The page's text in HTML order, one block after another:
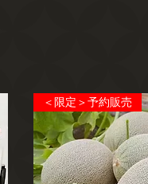
＜限定＞予約販売